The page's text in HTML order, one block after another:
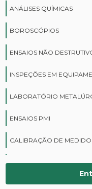
ANÁLISES QUÍMICAS
BOROSCÓPIOS
ENSAIOS NÃO
INSPEÇÕES EM
LABORATÓRIO
ENSAIOS PMI
CALIBRAÇÃO DE
CURSOS DE PROTEÇÃO
DIGITALIZAÇÃO DE